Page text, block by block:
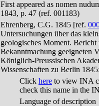
First appeared as nomen
1843, p. 47 (ref. 001183)
Ehrenberg, C.G. 1845 [ref.
Untersuchungen über das
geologisches Moment. Bericht
Bekanntmachung geeigneten
Königlich-Preussischen
Wissenschaften zu Berlin
Click here to view INA
check this name in the
Language of description